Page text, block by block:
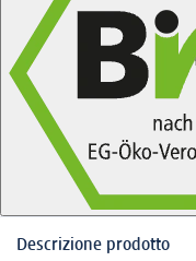
Descrizione prodotto